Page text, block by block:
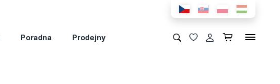
Poradna Prodejny